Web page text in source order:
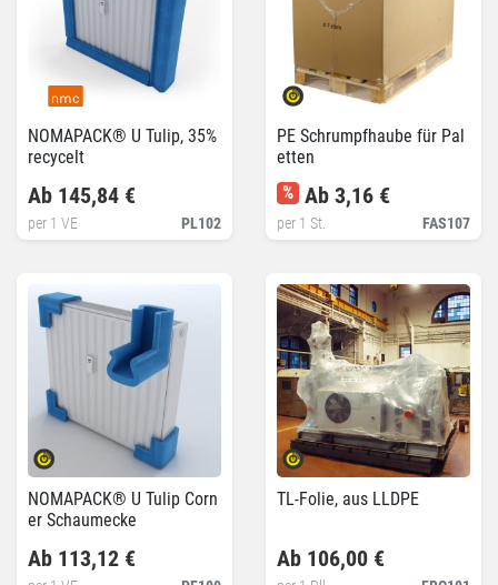
NOMAPACK® U Tulip, 35%
recycelt
PL102
Ab 145,84 €
per 1 VE
PE Schrumpfhaube für Pal
etten
FAS107
% Ab 3,16 €
per 1 St.
NOMAPACK® U Tulip Corn
er Schaumecke
Ab 113,12 €
TL-Folie, aus LLDPE
Ab 106,00 €